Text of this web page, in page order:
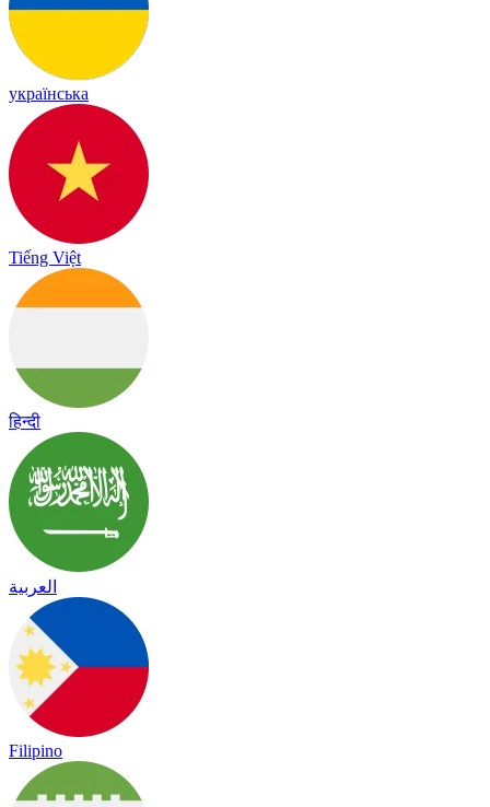
українська
Tiếng Việt
हिन्दी
العربية
Filipino